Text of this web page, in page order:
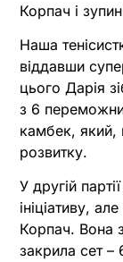
Корпач і
Наша
віддавши
цього Дарія
з 6
камбек, який,
розвитку.
У другій
ініціативу,
Корпач. Вона
закрила сет –